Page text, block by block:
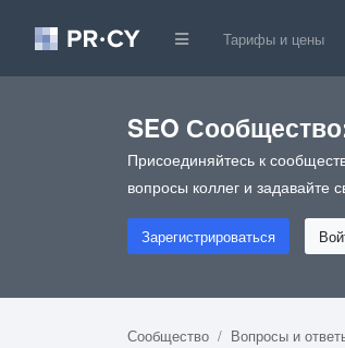
Тарифы и цены
SEO
Присоединяйтесь к
вопросы коллег и задавайте
Зарегистрироваться
Сообщество Вопросы и